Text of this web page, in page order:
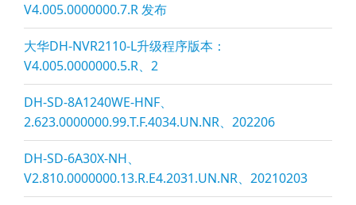
V4.005.0000000.7.R 发布
大华DH-NVR2110-L升级程序版本：
V4.005.0000000.5.R、2
DH-SD-8A1240WE-HNF、
2.623.0000000.99.T.F.4034.UN.NR、202206
DH-SD-6A30X-NH、
V2.810.0000000.13.R.E4.2031.UN.NR、20210203